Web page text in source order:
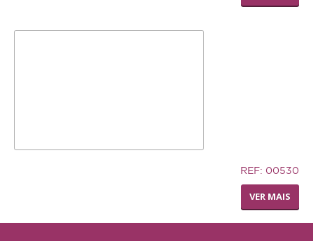
REF: 00530
VER MAIS